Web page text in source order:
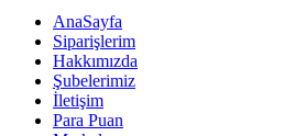
AnaSayfa
Siparişlerim
Hakkımızda
Şubelerimiz
İletişim
Para Puan